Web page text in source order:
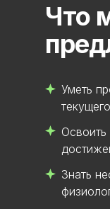
Уметь
Знать
Что